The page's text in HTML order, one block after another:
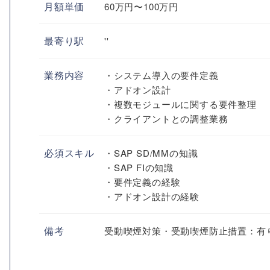
月額単価 60万円〜100万円
最寄り駅 ''
業務内容
・システム導入の要件定義
・アドオン設計
・複数モジュールに関する要件整理
・クライアントとの調整業務
必須スキル
・SAP SD/MMの知識
・SAP FIの知識
・要件定義の経験
・アドオン設計の経験
備考 受動喫煙対策・受動喫煙防止措置：有